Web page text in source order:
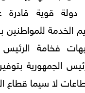
دولة قوية
الخدمة
فخامة
الجمهورية
لا سيما قطاع